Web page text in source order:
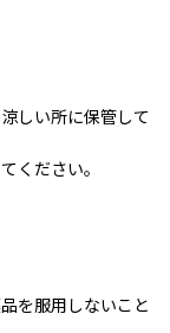
しい所に保管して
ください。
を服用しないこと